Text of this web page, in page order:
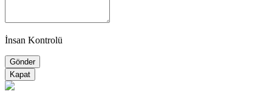
İnsan Kontrolü
Kapat